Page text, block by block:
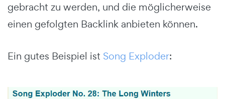
gebracht zu werden, und die möglicherweise
einen gefolgten Backlink anbieten können.
Ein gutes Beispiel ist Song Exploder: